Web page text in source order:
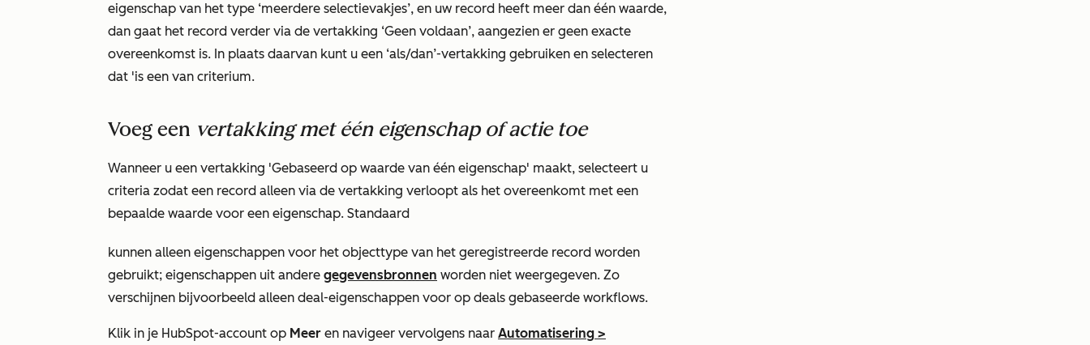
eigenschap van het type ‘meerdere selectievakjes’, en uw record heeft meer dan één waarde,
dan gaat het record verder via de vertakking ‘Geen voldaan’, aangezien er geen exacte
overeenkomst is. In plaats daarvan kunt u een ‘als/dan’-vertakking gebruiken en selecteren
dat 'is een van criterium.
Voeg een vertakking met één eigenschap of actie toe
Wanneer u een vertakking 'Gebaseerd op waarde van één eigenschap' maakt, selecteert u
criteria zodat een record alleen via de vertakking verloopt als het overeenkomt met een
bepaalde waarde voor een eigenschap. Standaard
kunnen alleen eigenschappen voor het objecttype van het geregistreerde record worden
gebruikt; eigenschappen uit andere gegevensbronnen worden niet weergegeven. Zo
verschijnen bijvoorbeeld alleen deal-eigenschappen voor op deals gebaseerde workflows.
Klik in je HubSpot-account op Meer en navigeer vervolgens naar Automatisering >